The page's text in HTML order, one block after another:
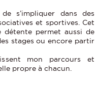
s’impliquer dans des
et sportives. Cet
détente permet aussi de
stages ou encore partir
mon parcours et
propre à chacun.